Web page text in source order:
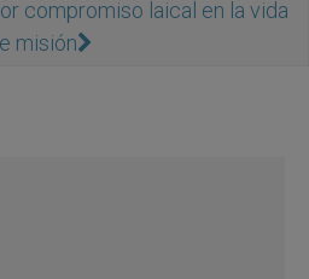
compromiso laical en la vida
misión